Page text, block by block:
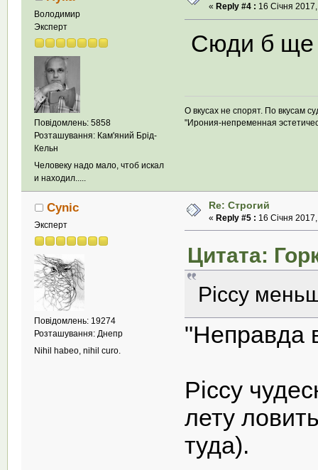
Володимир
Эксперт
Повідомлень: 5858
Розташування: Кам'яний Брід-
Кельн
Человеку надо мало, чтоб искал
и находил.....
« Reply #4 : 16 Січня
Сюди б ще
О вкусах не спорят. По вкусам
"Ирония-непременная
Cynic
Эксперт
Повідомлень: 19274
Розташування: Днепр
Nihil habeo, nihil curo.
Re: Строгий
« Reply #5 : 16 Січня
Цитата:
Piccy
"Неправда
Piccy
лету
туда).